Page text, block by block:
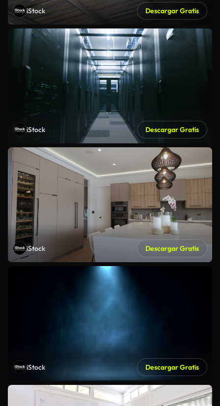
iStock Descargar Gratis
iStock Descargar Gratis
iStock Descargar Gratis
iStock Descargar Gratis